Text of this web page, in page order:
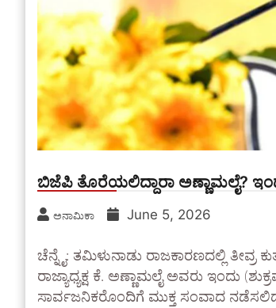
ಬಿಜೆಪಿ ತೊರೆಯಲಿದ್ದಾರಾ ಅಣ್ಣಾಮಲೈ?
ಅನಾಮಿಕಾ June 5, 2026
ಚೆನ್ನೈ: ತಮಿಳುನಾಡು ರಾಜಕಾರಣದಲ್ಲಿ
ರಾಜ್ಯಾಧ್ಯಕ್ಷ ಕೆ. ಅಣ್ಣಾಮಲೈ ಅವರು
ಸಾರ್ವಜನಿಕರೊಂದಿಗೆ ಮುಕ್ತ ಸಂವಾದ